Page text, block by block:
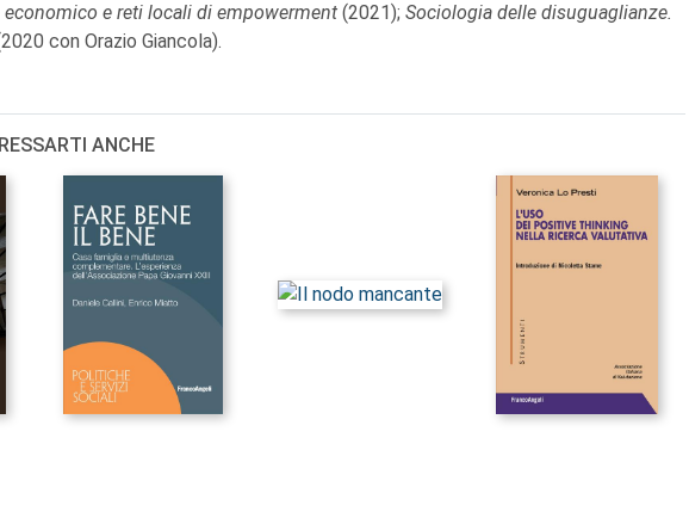
e reti locali di empowerment (2021); Sociologia delle disuguaglianze.
con Orazio Giancola).
ANCHE